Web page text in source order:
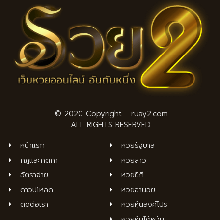
© 2020 Copyright - ruay2.com
ALL RIGHTS RESERVED.
หน้าแรก
กฏและกติกา
อัตราจ่าย
ดาวน์โหลด
ติดต่อเรา
หวยรัฐบาล
หวยลาว
หวยยี่กี
หวยฮานอย
หวยหุ้นสิงค์โปร